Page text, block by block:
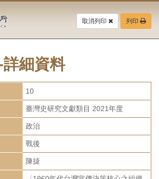
取消列印 列印
細資料
10
臺灣史研究文獻類目 2021年度
政治
戰後
陳㨗